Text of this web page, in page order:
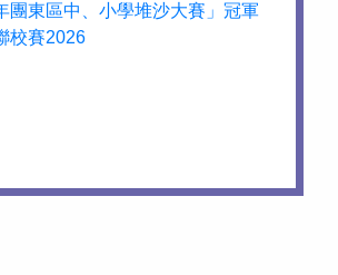
團東區中、小學堆沙大賽」冠軍
校賽2026